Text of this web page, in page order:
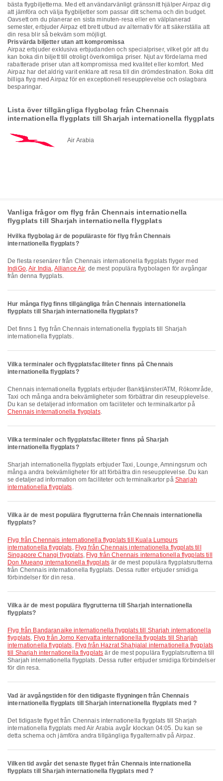
bästa flygbiljetterna. Med ett användarvänligt gränssnitt hjälper Airpaz dig
att jämföra och välja flygbiljetter som passar ditt schema och din budget.
Oavsett om du planerar en sista minuten-resa eller en välplanerad
semester, erbjuder Airpaz ett brett utbud av alternativ för att säkerställa att
din resa blir så bekväm som möjligt.
Prisvärda biljetter utan att kompromissa
Airpaz erbjuder exklusiva erbjudanden och specialpriser, vilket gör att du
kan boka din biljett till otroligt överkomliga priser. Njut av fördelarna med
rabatterade priser utan att kompromissa med kvalitet eller komfort. Med
Airpaz har det aldrig varit enklare att resa till din drömdestination. Boka ditt
billiga flyg med Airpaz för en exceptionell reseupplevelse och oslagbara
besparingar.
Lista över tillgängliga flygbolag från Chennais
internationella flygplats till Sharjah internationella flygplats
Air Arabia
Vanliga frågor om flyg från Chennais internationella
flygplats till Sharjah internationella flygplats
Hvilka flygbolag är de populäraste för flyg från Chennais
internationella flygplats?
De flesta resenärer från Chennais internationella flygplats flyger med
IndiGo,Air India, Alliance Air, de mest populära flygbolagen för avgångar
från denna flygplats.
Hur många flyg finns tillgängliga från Chennais internationella
flygplats till Sharjah internationella flygplats?
Det finns 1 flyg från Chennais internationella flygplats till Sharjah
internationella flygplats.
Vilka terminaler och flygplatsfaciliteter finns på Chennais
internationella flygplats?
Chennais internationella flygplats erbjuder Banktjänster/ATM, Rökområde,
Taxi och många andra bekvämligheter som förbättrar din reseupplevelse.
Du kan se detaljerad information om faciliteter och terminalkartor på
Chennais internationella flygplats.
Vilka terminaler och flygplatsfaciliteter finns på Sharjah
internationella flygplats?
Sharjah internationella flygplats erbjuder Taxi, Lounge, Amningsrum och
många andra bekvämligheter för att förbättra din reseupplevelse. Du kan
se detaljerad information om faciliteter och terminalkartor på Sharjah
internationella flygplats.
Vilka är de mest populära flygrutterna från Chennais internationella
flygplats?
Flyg från Chennais internationella flygplats till Kuala Lumpurs
internationella flygplats, Flyg från Chennais internationella flygplats till
Singapore Changi flygplats, Flyg från Chennais internationella flygplats till
Don Mueang internationella flygplats är de mest populära flygplatsrutterna
från Chennais internationella flygplats. Dessa rutter erbjuder smidiga
förbindelser för din resa.
Vilka är de mest populära flygrutterna till Sharjah internationella
flygplats?
Flyg från Bandaranaike internationella flygplats till Sharjah internationella
flygplats, Flyg från Jomo Kenyatta internationella flygplats till Sharjah
internationella flygplats, Flyg från Hazrat Shahjalal internationella flygplats
till Sharjah internationella flygplats är de mest populära flygplatsrutterna till
Sharjah internationella flygplats. Dessa rutter erbjuder smidiga förbindelser
för din resa.
Vad är avgångstiden för den tidigaste flygningen från Chennais
internationella flygplats till Sharjah internationella flygplats med ?
Det tidigaste flyget från Chennais internationella flygplats till Sharjah
internationella flygplats med Air Arabia avgår klockan 04:05. Du kan se
detta schema och jämföra andra tillgängliga flygalternativ på Airpaz.
Vilken tid avgår det senaste flyget från Chennais internationella
flygplats till Sharjah internationella flygplats med ?